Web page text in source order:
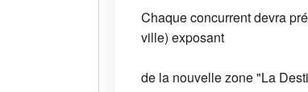
Chaque concurrent devra
ville) exposant
de la nouvelle zone "La